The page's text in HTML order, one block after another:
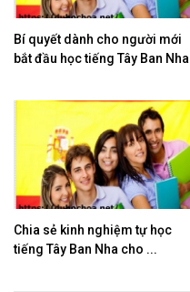
Bí quyết dành cho người mới
bắt đầu học tiếng Tây Ban Nha
Chia sẻ kinh nghiệm tự học
tiếng Tây Ban Nha cho ...